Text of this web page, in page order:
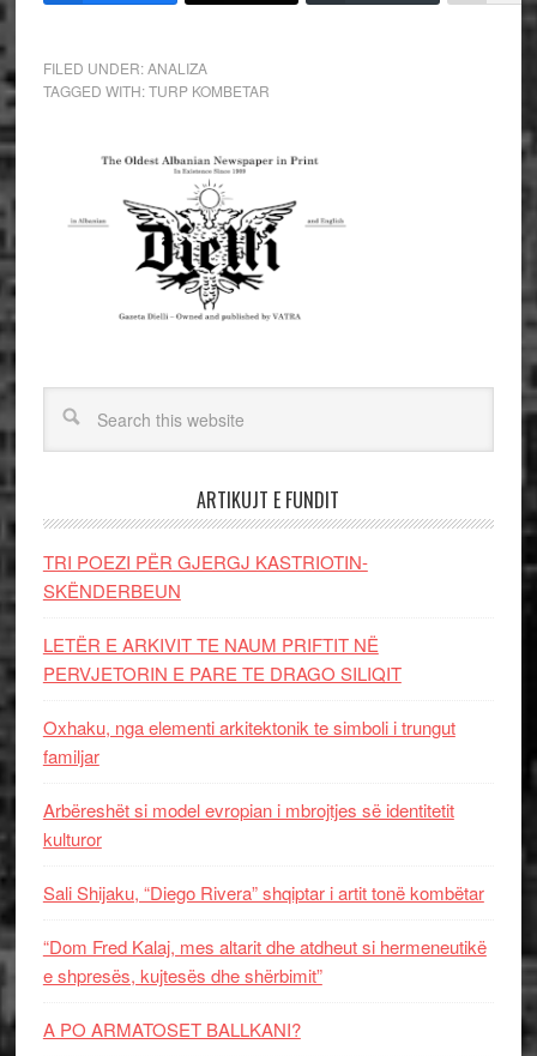
FILED UNDER:ANALIZA
TAGGED WITH:TURP KOMBETAR
ARTIKUJT E FUNDIT
TRI POEZI PËR GJERGJ KASTRIOTIN-
SKËNDERBEUN
LETËR E ARKIVIT TE NAUM PRIFTIT NË
PERVJETORIN E PARE TE DRAGO SILIQIT
Oxhaku, nga elementi arkitektonik te simboli i trungut
familjar
Arbëreshët si model evropian i mbrojtjes së identitetit
kulturor
Sali Shijaku, “Diego Rivera” shqiptar i artit tonë kombëtar
“Dom Fred Kalaj, mes altarit dhe atdheut si hermeneutikë
e shpresës, kujtesës dhe shërbimit”
A PO ARMATOSET BALLKANI?